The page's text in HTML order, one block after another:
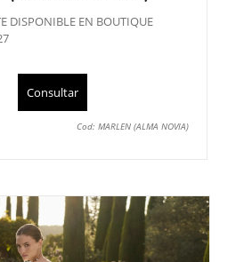
DISPONIBLE EN BOUTIQUE
Consultar
Cod: MARLEN (ALMA NOVIA)